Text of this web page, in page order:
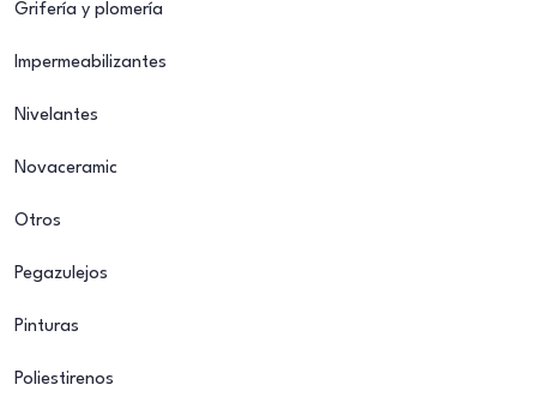
Grifería y plomería
Impermeabilizantes
Nivelantes
Novaceramic
Otros
Pegazulejos
Pinturas
Poliestirenos